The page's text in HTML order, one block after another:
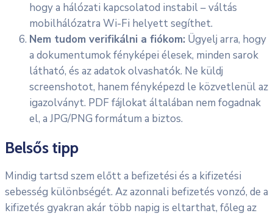
hogy a hálózati kapcsolatod instabil – váltás
mobilhálózatra Wi-Fi helyett segíthet.
Nem tudom verifikálni a fiókom: Ügyelj arra, hogy
a dokumentumok fényképei élesek, minden sarok
látható, és az adatok olvashatók. Ne küldj
screenshotot, hanem fényképezd le közvetlenül az
igazolványt. PDF fájlokat általában nem fogadnak
el, a JPG/PNG formátum a biztos.
Belsős tipp
Mindig tartsd szem előtt a befizetési és a kifizetési
sebesség különbségét. Az azonnali befizetés vonzó, de a
kifizetés gyakran akár több napig is eltarthat, főleg az